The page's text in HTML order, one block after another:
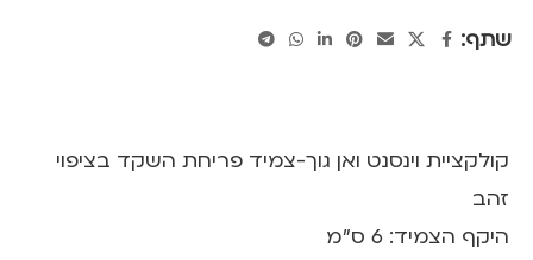
שתף:
קולקציית וינסנט ואן גוך-צמיד פריחת השקד בציפוי
זהב
היקף הצמיד: 6 ס”מ